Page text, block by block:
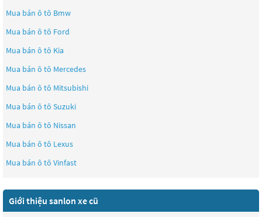
Mua bán ô tô Bmw
Mua bán ô tô Ford
Mua bán ô tô Kia
Mua bán ô tô Mercedes
Mua bán ô tô Mitsubishi
Mua bán ô tô Suzuki
Mua bán ô tô Nissan
Mua bán ô tô Lexus
Mua bán ô tô Vinfast
Giới thiệu sanlon xe cũ